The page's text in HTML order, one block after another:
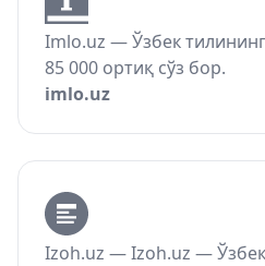
Imlo.uz — Ўзбек
85 000 ортиқ сўз бор.
imlo.uz
Izoh.uz — Izoh.uz —